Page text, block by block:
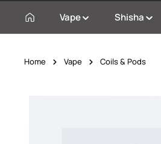
Vape Shisha
Home Vape Coils & Pods